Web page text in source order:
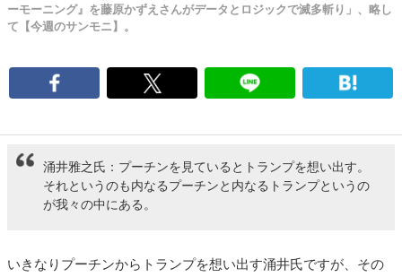
ーモーニング』を藤原かずえさんがデータとロジックで滅多斬り」、略し
て【今週のサンモニ】。
涌井雅之氏：プーチンを見ているとトランプを想い出す。
それというのも内なるプーチンと内なるトランプというの
が我々の中にある。
いきなりプーチンからトランプを想い出す涌井氏ですが、その